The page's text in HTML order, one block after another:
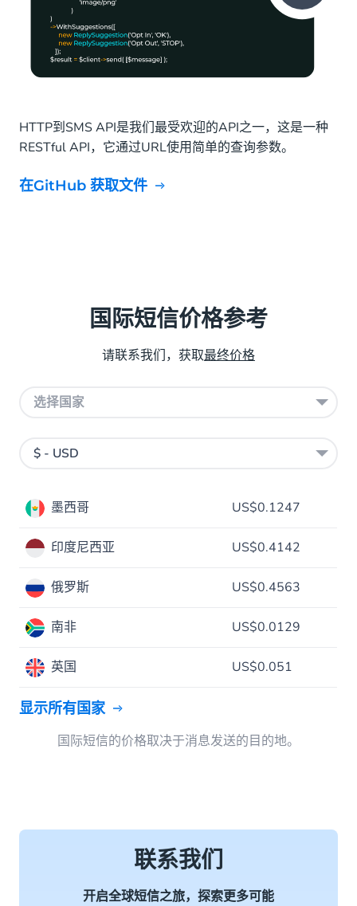
HTTP到SMS API是我们最受欢迎的API之一，这是一种
RESTful API，它通过URL使用简单的查询参数。
在GitHub 获取文件
国际短信价格参考
请联系我们，获取最终价格
选择国家
$ - USD
墨西哥 US$0.1247
印度尼西亚 US$0.4142
俄罗斯 US$0.4563
南非 US$0.0129
英国 US$0.051
显示所有国家
国际短信的价格取决于消息发送的目的地。
联系我们
开启全球短信之旅，探索更多可能